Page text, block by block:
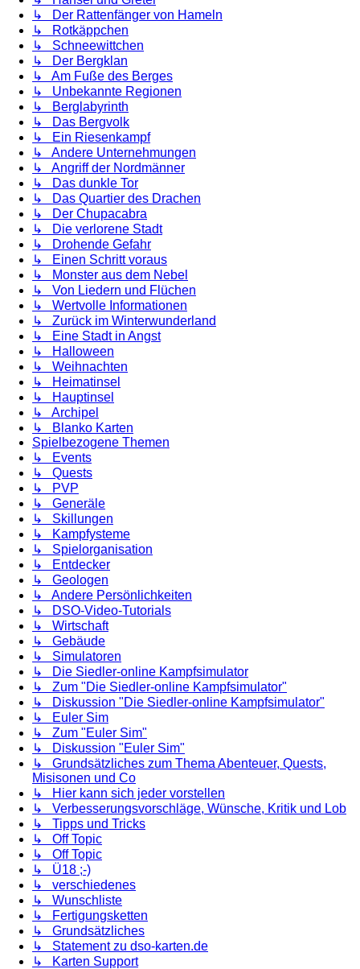
↳ Der Rattenfänger von Hameln
↳ Rotkäppchen
↳ Schneewittchen
↳ Der Bergklan
↳ Am Fuße des Berges
↳ Unbekannte Regionen
↳ Berglabyrinth
↳ Das Bergvolk
↳ Ein Riesenkampf
↳ Andere Unternehmungen
↳ Angriff der Nordmänner
↳ Das dunkle Tor
↳ Das Quartier des Drachen
↳ Der Chupacabra
↳ Die verlorene Stadt
↳ Drohende Gefahr
↳ Einen Schritt voraus
↳ Monster aus dem Nebel
↳ Von Liedern und Flüchen
↳ Wertvolle Informationen
↳ Zurück im Winterwunderland
↳ Eine Stadt in Angst
↳ Halloween
↳ Weihnachten
↳ Heimatinsel
↳ Hauptinsel
↳ Archipel
↳ Blanko Karten
Spielbezogene Themen
↳ Events
↳ Quests
↳ PVP
↳ Generäle
↳ Skillungen
↳ Kampfysteme
↳ Spielorganisation
↳ Entdecker
↳ Geologen
↳ Andere Persönlichkeiten
↳ DSO-Video-Tutorials
↳ Wirtschaft
↳ Gebäude
↳ Simulatoren
↳ Die Siedler-online Kampfsimulator
↳ Zum "Die Siedler-online Kampfsimulator"
↳ Diskussion "Die Siedler-online Kampfsimulator"
↳ Euler Sim
↳ Zum "Euler Sim"
↳ Diskussion "Euler Sim"
↳ Grundsätzliches zum Thema Abenteuer, Quests,
Misisonen und Co
↳ Hier kann sich jeder vorstellen
↳ Verbesserungsvorschläge, Wünsche, Kritik und Lob
↳ Tipps und Tricks
↳ Off Topic
↳ Off Topic
↳ Ü18 ;-)
↳ verschiedenes
↳ Wunschliste
↳ Fertigungsketten
↳ Grundsätzliches
↳ Statement zu dso-karten.de
↳ Karten Support